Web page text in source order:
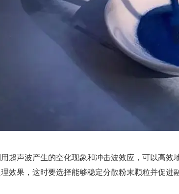
超声波产生的空化现象和冲击波效应，可以高
效果，这时要选择能够稳定分散粉末颗粒并促进